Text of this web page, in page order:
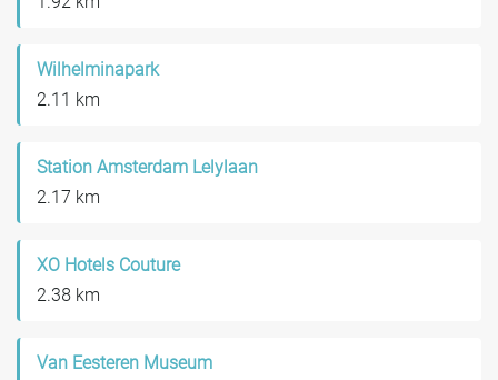
Wilhelminapark
2.11 km
Station Amsterdam Lelylaan
2.17 km
XO Hotels Couture
2.38 km
Van Eesteren Museum